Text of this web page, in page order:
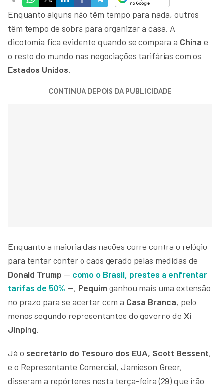
Enquanto alguns não têm tempo para nada, outros
têm tempo de sobra para organizar a casa. A
dicotomia fica evidente quando se compara a China e
o resto do mundo nas negociações tarifárias com os
Estados Unidos.
CONTINUA DEPOIS DA PUBLICIDADE
Enquanto a maioria das nações corre contra o relógio
para tentar conter o caos gerado pelas medidas de
Donald Trump — como o Brasil, prestes a enfrentar
tarifas de 50% —, Pequim ganhou mais uma extensão
no prazo para se acertar com a Casa Branca, pelo
menos segundo representantes do governo de Xi
Jinping.
Já o secretário do Tesouro dos EUA, Scott Bessent,
e o Representante Comercial, Jamieson Greer,
disseram a repórteres nesta terça-feira (29) que irão